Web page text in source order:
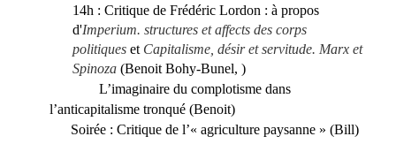
14h : Critique de Frédéric Lordon :à propos
d'Imperium. structures et affects des corps
politiques et Capitalisme, désir et servitude. Marx et
Spinoza(Benoit Bohy-Bunel,)
L’imaginaire du complotisme dans
l’anticapitalisme tronqué (Benoit)
Soirée : Critique de l’« agriculture paysanne » (Bill)